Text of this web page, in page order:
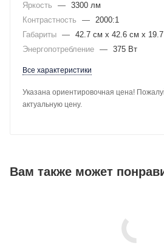
Яркость
— 3300 лм
Контрастность
— 2000:1
Габариты — 42.7 см x 42.6 см x
Энергопотребление — 375 Вт
Все характеристики
Указана ориентировочная цена!
актуальную цену.
Вам также может